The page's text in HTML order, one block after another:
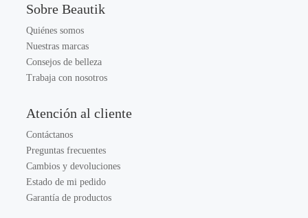
Sobre Beautik
Quiénes somos
Nuestras marcas
Consejos de belleza
Trabaja con nosotros
Atención al cliente
Contáctanos
Preguntas frecuentes
Cambios y devoluciones
Estado de mi pedido
Garantía de productos